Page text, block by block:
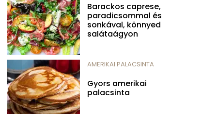
Barackos caprese,
paradicsommal és
sonkával, könnyed
salátaágyon
AMERIKAI PALACSINTA
Gyors amerikai
palacsinta